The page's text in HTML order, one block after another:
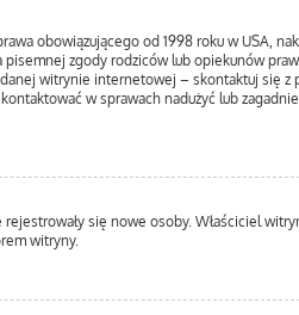
obowiązującego od 1998 roku w USA,
zgody rodziców lub opiekunów
witrynie internetowej – skontaktuj się
w sprawach nadużyć lub
się nowe osoby. Właściciel
witryny.